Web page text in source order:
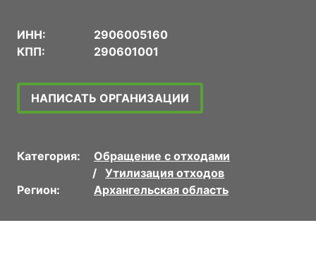
ИНН:
2906005160
КПП:
290601001
НАПИСАТЬ ОРГАНИЗАЦИИ
Категория:
Обращение с отходами
Утилизация отходов
Регион:
Архангельская область